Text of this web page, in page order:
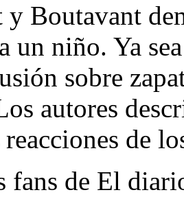
Boutavant
un niño. Ya
sobre
autores
de
fans de El